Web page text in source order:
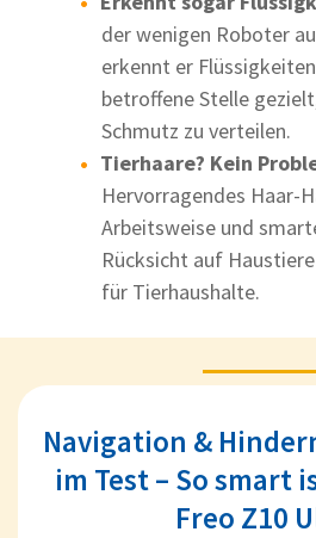
der wenigen Roboter
erkennt er
betroffene Stelle
Schmutz zu verteilen.
Tierhaare? Kein
Hervorragendes Haar-
Arbeitsweise und
Rücksicht auf
für Tierhaushalte.
Navigation &
im Test – So smart
Freo Z10